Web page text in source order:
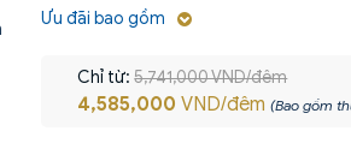
Ưu đãi bao gồm
Chỉ từ:5,741,000 VND/đêm
4,585,000VND/đêm (Bao gồm